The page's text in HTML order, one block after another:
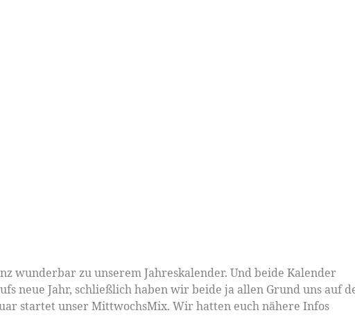
wunderbar zu unserem Jahreskalender. Und beide Kalender
neue Jahr, schließlich haben wir beide ja allen Grund uns auf
startet unser MittwochsMix. Wir hatten euch nähere Infos